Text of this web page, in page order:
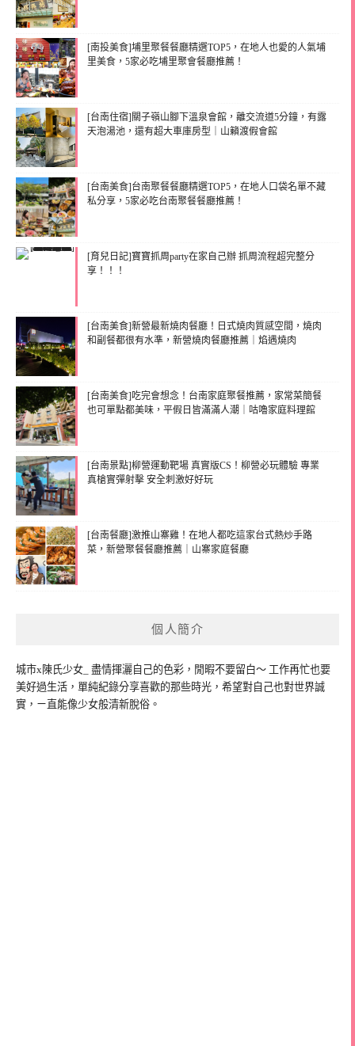
[南投美食]埔里聚餐餐廳精選TOP5，在地人也愛的人氣埔
里美食，5家必吃埔里聚會餐廳推薦！
[台南住宿]關子嶺山腳下溫泉會館，離交流道5分鐘，有露
天泡湯池，還有超大車庫房型｜山籟渡假會館
[台南美食]台南聚餐餐廳精選TOP5，在地人口袋名單不藏
私分享，5家必吃台南聚餐餐廳推薦！
[育兒日記]寶寶抓周party在家自己辦 抓周流程超完整分
享！！！
[台南美食]新營最新燒肉餐廳！日式燒肉質感空間，燒肉
和副餐都很有水準，新營燒肉餐廳推薦｜焰遇燒肉
[台南美食]吃完會想念！台南家庭聚餐推薦，家常菜簡餐
也可單點都美味，平假日皆滿滿人潮｜咕嚕家庭料理館
[台南景點]柳營運動靶場 真實版CS！柳營必玩體驗 專業
真槍實彈射擊 安全刺激好好玩
[台南餐廳]激推山寨雞！在地人都吃這家台式熱炒手路
菜，新營聚餐餐廳推薦｜山寨家庭餐廳
個人簡介
城市x陳氏少女_ 盡情揮灑自己的色彩，閒暇不要留白～ 工作再忙也要
美好過生活，單純紀錄分享喜歡的那些時光，希望對自己也對世界誠
實，ㄧ直能像少女般清新脫俗。